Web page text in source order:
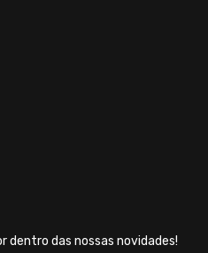
dentro das nossas novidades!